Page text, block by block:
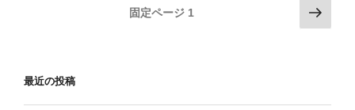
ペ
固定ページ 1
次
の
最近の投稿